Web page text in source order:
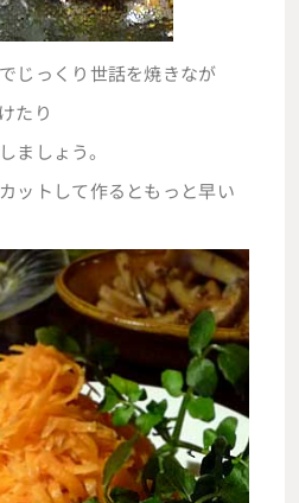
じっくり世話を焼きなが
たり
ましょう。
ットして作るともっと早い